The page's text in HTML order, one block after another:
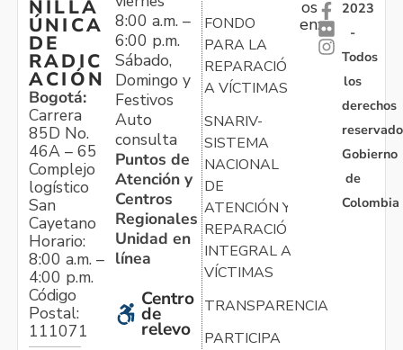
NILLA
ÚNICA
DE
RADIC
ACIÓN
Bogotá:
Carrera
85D No.
46A – 65
Complejo
logístico
San
Cayetano
Horario:
8:00 a.m. –
4:00 p.m.
Código
Postal:
111071
8:00 a.m. –
6:00 p.m.
Sábado,
Domingo y
Festivos
Auto
consulta
Puntos de
Atención y
Centros
Regionales
Unidad en
línea
Centro
de
relevo
FONDO
PARA LA
REPARACIÓN
A VÍCTIMAS
SNARIV-
SISTEMA
NACIONAL
DE
ATENCIÓN Y
REPARACIÓN
INTEGRAL A
VÍCTIMAS
TRANSPARENCIA
PARTICIPA
os
en:
2023
-
Todos
los
derechos
Gobierno
de
Colombia